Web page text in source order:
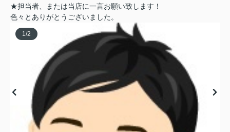
★担当者、または当店に一言お願い致します！
色々とありがとうございました。
1/2